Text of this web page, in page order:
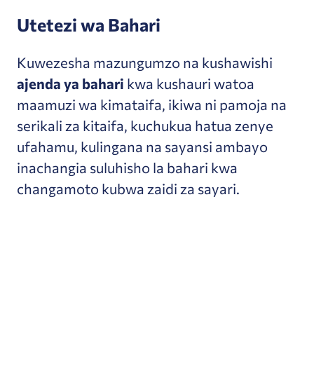
Utetezi wa Bahari
Kuwezesha mazungumzo na kushawishi
ajenda ya bahari kwa kushauri watoa
maamuzi wa kimataifa, ikiwa ni pamoja na
serikali za kitaifa, kuchukua hatua zenye
ufahamu, kulingana na sayansi ambayo
inachangia suluhisho la bahari kwa
changamoto kubwa zaidi za sayari.